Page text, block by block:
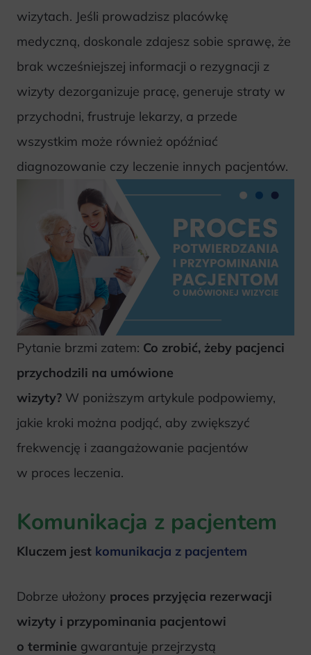
wizytach. Jeśli prowadzisz placówkę
medyczną, doskonale zdajesz sobie sprawę, że
brak wcześniejszej informacji o rezygnacji z
wizyty dezorganizuje pracę, generuje straty w
przychodni, frustruje lekarzy, a przede
wszystkim może również opóźniać
diagnozowanie czy leczenie innych pacjentów.
Pytanie brzmi zatem: Co zrobić, żeby pacjenci
przychodzili na umówione
wizyty? W poniższym artykule podpowiemy,
jakie kroki można podjąć, aby zwiększyć
frekwencję i zaangażowanie pacjentów
w proces leczenia.
Komunikacja z pacjentem
Kluczem jest komunikacja z pacjentem
Dobrze ułożony proces przyjęcia rezerwacji
wizyty i przypominania pacjentowi
o terminie gwarantuje przejrzystą